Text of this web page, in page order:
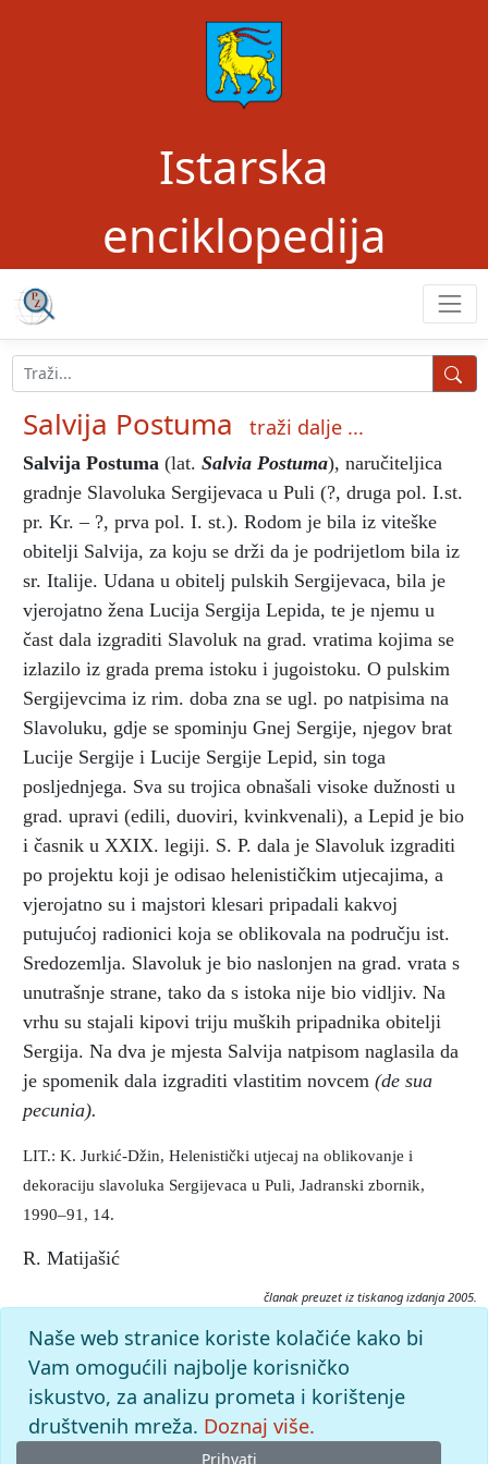
Istarska
enciklopedija
Salvija Postuma traži dalje ...
Salvija Postuma (lat. Salvia Postuma), naručiteljica
gradnje Slavoluka Sergijevaca u Puli (?, druga pol. I.st.
pr. Kr. – ?, prva pol. I. st.). Rodom je bila iz viteške
obitelji Salvija, za koju se drži da je podrijetlom bila iz
sr. Italije. Udana u obitelj pulskih Sergijevaca, bila je
vjerojatno žena Lucija Sergija Lepida, te je njemu u
čast dala izgraditi Slavoluk na grad. vratima kojima se
izlazilo iz grada prema istoku i jugoistoku. O pulskim
Sergijevcima iz rim. doba zna se ugl. po natpisima na
Slavoluku, gdje se spominju Gnej Sergije, njegov brat
Lucije Sergije i Lucije Sergije Lepid, sin toga
posljednjega. Sva su trojica obnašali visoke dužnosti u
grad. upravi (edili, duoviri, kvinkvenali), a Lepid je bio
i časnik u XXIX. legiji. S. P. dala je Slavoluk izgraditi
po projektu koji je odisao helenističkim utjecajima, a
vjerojatno su i majstori klesari pripadali kakvoj
putujućoj radionici koja se oblikovala na području ist.
Sredozemlja. Slavoluk je bio naslonjen na grad. vrata s
unutrašnje strane, tako da s istoka nije bio vidljiv. Na
vrhu su stajali kipovi triju muških pripadnika obitelji
Sergija. Na dva je mjesta Salvija natpisom naglasila da
je spomenik dala izgraditi vlastitim novcem (de sua
pecunia).
LIT.: K. Jurkić-Džin, Helenistički utjecaj na oblikovanje i
dekoraciju slavoluka Sergijevaca u Puli, Jadranski zbornik,
1990–91, 14.
R. Matijašić
članak preuzet iz tiskanog izdanja 2005.
Citiranje:
Istarska enciklopedija (2005), mrežno izdanje.
Leksikografski zavod Miroslav Krleža, 2026. Pristupljeno
7.8.2026. <https://istra.lzmk.hr/clanak/salvija-postuma>.
Naše web stranice koriste kolačiće kako bi
Vam omogućili najbolje korisničko
iskustvo, za analizu prometa i korištenje
društvenih mreža. Doznaj više.
Prihvati